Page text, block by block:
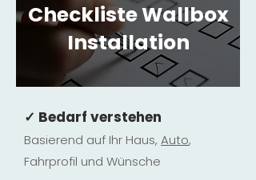
Checkliste Wallbox
Installation
✓ Bedarf verstehen
Basierend auf Ihr Haus, Auto,
Fahrprofil und Wünsche